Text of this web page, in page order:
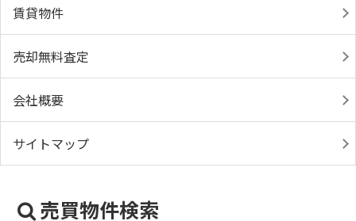
賃貸物件
売却無料査定
会社概要
サイトマップ
売買物件検索